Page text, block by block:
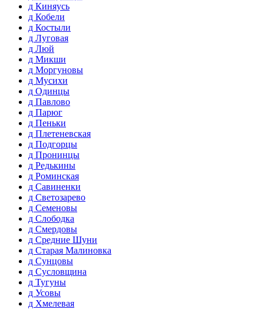
д Киняусь
д Кобели
д Костыли
д Луговая
д Люй
д Микши
д Моргуновы
д Мусихи
д Одинцы
д Павлово
д Парюг
д Пеньки
д Плетеневская
д Подгорцы
д Пронинцы
д Редькины
д Роминская
д Савиненки
д Светозарево
д Семеновы
д Слободка
д Смердовы
д Средние Шуни
д Старая Малиновка
д Сунцовы
д Сусловщина
д Тугуны
д Усовы
д Хмелевая